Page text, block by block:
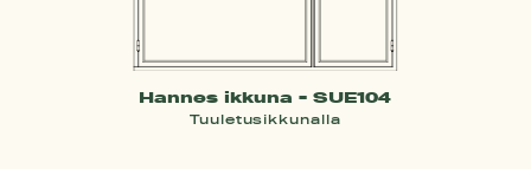
Hannes ikkuna - SUE104
Tuuletusikkunalla